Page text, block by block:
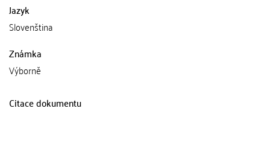
Jazyk
Slovenština
Známka
Výborně
Citace dokumentu